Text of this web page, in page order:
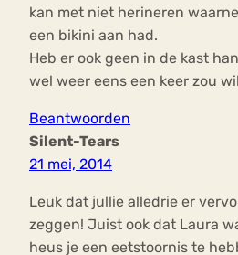
kan met niet herineren
een bikini aan had.
Heb er ook geen in de kast
wel weer eens een keer zou
Beantwoorden
Silent-Tears
21 mei, 2014
Leuk dat jullie alledrie er
zeggen! Juist ook dat Laura
heus je een eetstoornis te